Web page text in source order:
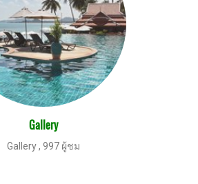
Gallery
Gallery, 997 ผู้ชม